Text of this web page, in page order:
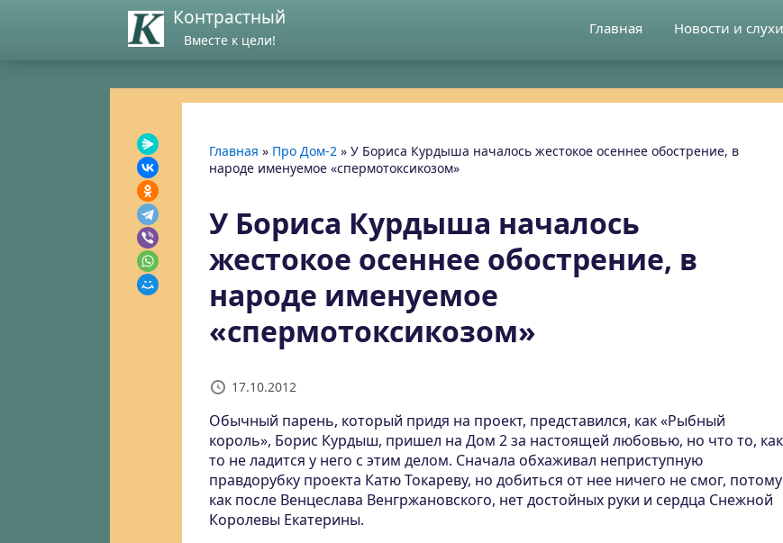
Контрастный
Вместе к цели!
Главная Новости и слухи
Главная » Про Дом-2 » У Бориса Курдыша началось жестокое осеннее обострение, в
народе именуемое «спермотоксикозом»
У Бориса Курдыша началось
жестокое осеннее обострение, в
народе именуемое
«спермотоксикозом»
17.10.2012
Обычный парень, который придя на проект, представился, как «Рыбный
король», Борис Курдыш, пришел на Дом 2 за настоящей любовью, но что то, как
то не ладится у него с этим делом. Сначала обхаживал неприступную
правдорубку проекта Катю Токареву, но добиться от нее ничего не смог, потому
как после Венцеслава Венгржановского, нет достойных руки и сердца Снежной
Королевы Екатерины.